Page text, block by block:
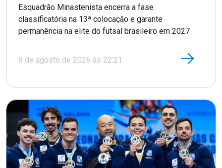
Esquadrão Minastenista encerra a fase
classificatória na 13ª colocação e garante
permanência na elite do futsal brasileiro em 2027
8 de agosto de 2026 às 22:21